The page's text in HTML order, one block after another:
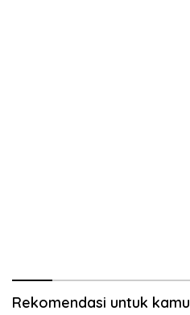
Rekomendasi untuk kamu